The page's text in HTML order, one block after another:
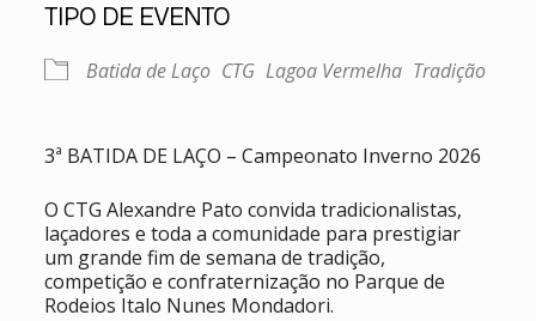
TIPO DE EVENTO
Batida de Laço CTG Lagoa Vermelha Tradição
3ª BATIDA DE LAÇO – Campeonato Inverno 2026
O CTG Alexandre Pato convida tradicionalistas,
laçadores e toda a comunidade para prestigiar
um grande fim de semana de tradição,
competição e confraternização no Parque de
Rodeios Italo Nunes Mondadori.